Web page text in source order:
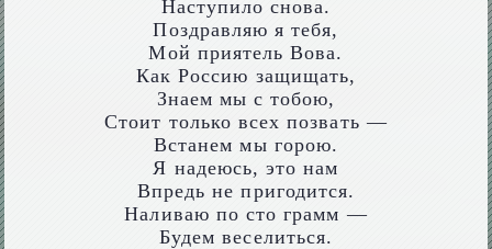
Наступило снова.
Поздравляю я тебя,
Мой приятель Вова.
Как Россию защищать,
Знаем мы с тобою,
Стоит только всех позвать —
Встанем мы горою.
Я надеюсь, это нам
Впредь не пригодится.
Наливаю по сто грамм —
Будем веселиться.